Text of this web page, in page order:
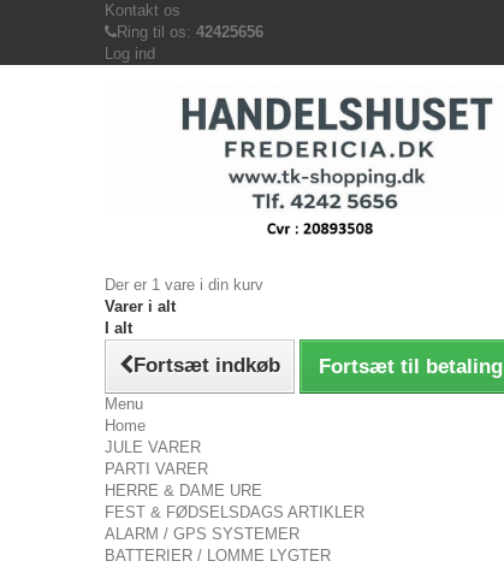
Kontakt os
Ring til os: 42425656
Log ind
Der er 1 vare i din kurv
Varer i alt
I alt
Fortsæt indkøb Fortsæt til betaling
Menu
Home
JULE VARER
PARTI VARER
HERRE & DAME URE
FEST & FØDSELSDAGS ARTIKLER
ALARM / GPS SYSTEMER
BATTERIER / LOMME LYGTER